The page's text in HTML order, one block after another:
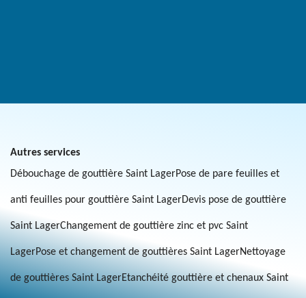
Autres services
Débouchage de gouttière Saint LagerPose de pare feuilles et
anti feuilles pour gouttière Saint LagerDevis pose de gouttière
Saint LagerChangement de gouttière zinc et pvc Saint
LagerPose et changement de gouttières Saint LagerNettoyage
de gouttières Saint LagerEtanchéité gouttière et chenaux Saint